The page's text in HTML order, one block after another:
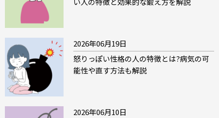
2026年06月19日
怒りっぽい性格の人の特徴とは?病気の可
能性や直す方法も解説
2026年06月10日